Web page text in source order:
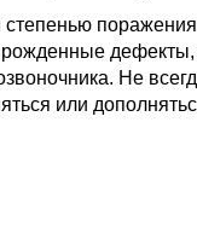
дефекты,
Не
или